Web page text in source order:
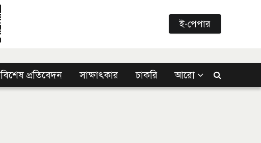
ই-পেপার
বিশেষ প্রতিবেদন সাক্ষাৎকার চাকরি আরো